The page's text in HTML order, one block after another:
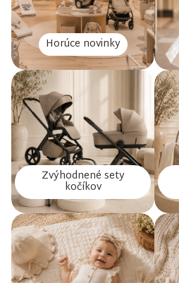
Horúce novinky
Zvýhodnené sety
kočíkov